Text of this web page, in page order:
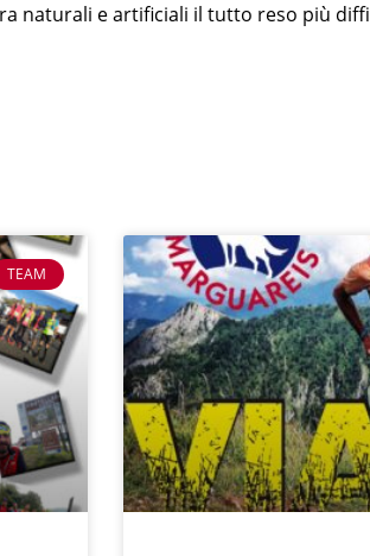
naturali e artificiali il tutto reso più
TEAM